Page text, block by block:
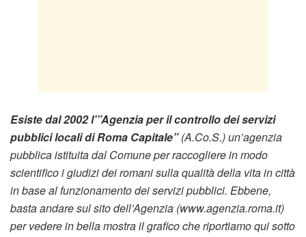
Esiste dal 2002 l’”Agenzia per il controllo dei servizi
pubblici locali di Roma Capitale”(A.Co.S.) un’agenzia
pubblica istituita dal Comune per raccogliere in modo
scientifico i giudizi dei romani sulla qualità della vita in città
in base al funzionamento dei servizi pubblici. Ebbene,
basta andare sul sito dell’Agenzia (www.agenzia.roma.it)
per vedere in bella mostra il grafico che riportiamo qui sotto